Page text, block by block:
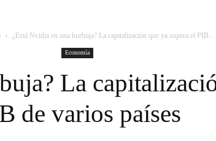
¿Está Nvidia en una burbuja? La capitalización que ya supera el PIB...
Economía
La
de varios países